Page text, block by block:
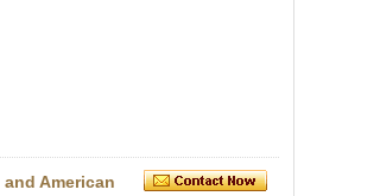
American